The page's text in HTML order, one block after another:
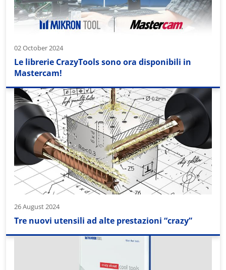
02 October 2024
Le librerie CrazyTools sono ora disponibili in
Mastercam!
26 August 2024
Tre nuovi utensili ad alte prestazioni “crazy”